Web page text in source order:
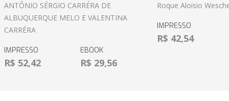
ANTÔNIO SÉRGIO CARRÉRA DE
ALBUQUERQUE MELO E VALENTINA
CARRÉRA
IMPRESSO
R$ 52,42
EBOOK
R$ 29,56
Roque Aloisio
IMPRESSO
R$ 42,54